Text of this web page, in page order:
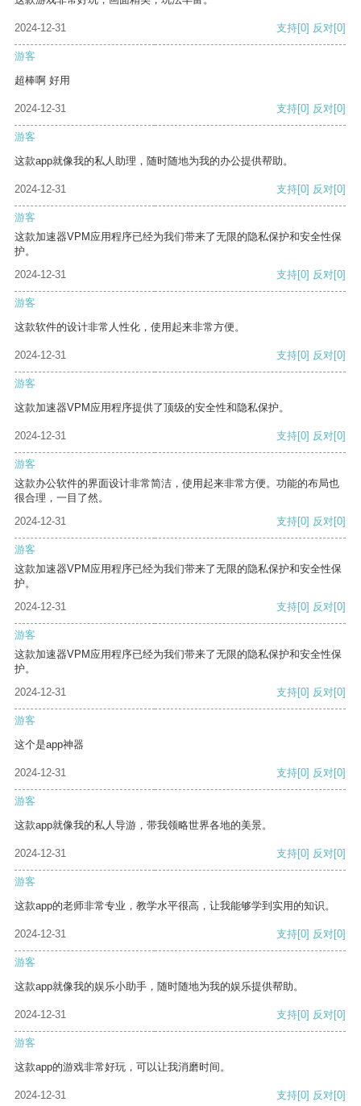
2024-12-31 支持[0] 反对[0]
游客
超棒啊 好用
2024-12-31 支持[0] 反对[0]
游客
这款app就像我的私人助理，随时随地为我的办公提供帮助。
2024-12-31 支持[0] 反对[0]
游客
这款加速器VPM应用程序已经为我们带来了无限的隐私保护和安全性保
护。
2024-12-31
支持[0] 反对[0]
游客
这款软件的设计非常人性化，使用起来非常方便。
2024-12-31 支持[0] 反对[0]
游客
这款加速器VPM应用程序提供了顶级的安全性和隐私保护。
2024-12-31 支持[0] 反对[0]
游客
这款办公软件的界面设计非常简洁，使用起来非常方便。功能的布局也
很合理，一目了然。
2024-12-31
支持[0] 反对[0]
游客
这款加速器VPM应用程序已经为我们带来了无限的隐私保护和安全性保
护。
2024-12-31
支持[0] 反对[0]
游客
这款加速器VPM应用程序已经为我们带来了无限的隐私保护和安全性保
护。
2024-12-31
支持[0] 反对[0]
游客
这个是app神器
2024-12-31 支持[0] 反对[0]
游客
这款app就像我的私人导游，带我领略世界各地的美景。
2024-12-31 支持[0] 反对[0]
游客
这款app的老师非常专业，教学水平很高，让我能够学到实用的知识。
2024-12-31 支持[0] 反对[0]
游客
这款app就像我的娱乐小助手，随时随地为我的娱乐提供帮助。
2024-12-31 支持[0] 反对[0]
游客
这款app的游戏非常好玩，可以让我消磨时间。
2024-12-31 支持[0] 反对[0]